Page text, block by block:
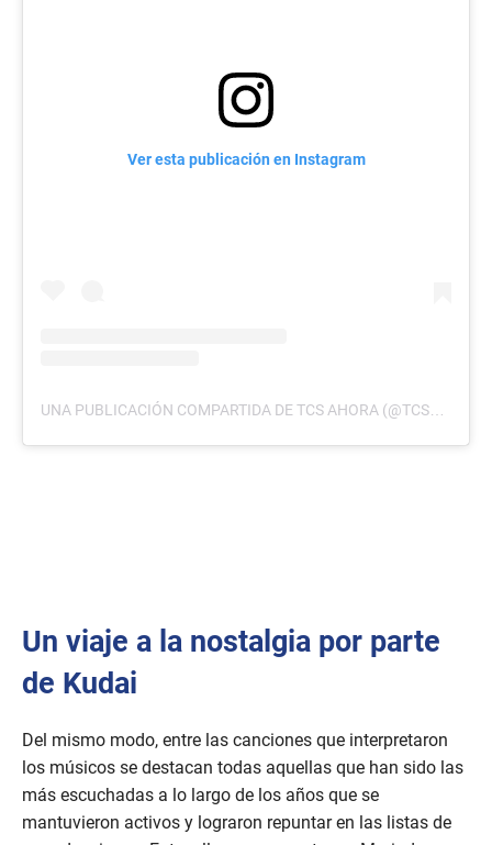
Ver esta publicación en Instagram
UNA PUBLICACIÓN COMPARTIDA DE TCS AHORA (@TCSAHORA)
Un viaje a la nostalgia por parte
de Kudai
Del mismo modo, entre las canciones que interpretaron
los músicos se destacan todas aquellas que han sido las
más escuchadas a lo largo de los años que se
mantuvieron activos y lograron repuntar en las listas de